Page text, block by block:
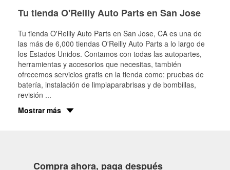
Tu tienda O'Reilly Auto Parts en San Jose
Tu tienda O'Reilly Auto Parts en San Jose, CA es una de
las más de 6,000 tiendas O'Reilly Auto Parts a lo largo de
los Estados Unidos. Contamos con todas las autopartes,
herramientas y accesorios que necesitas, también
ofrecemos servicios gratis en la tienda como: pruebas de
batería, instalación de limpiaparabrisas y de bombillas,
revisión ...
Mostrar más
Compra ahora, paga después